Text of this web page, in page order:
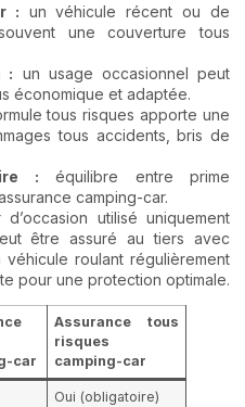
: un véhicule récent ou de
une couverture tous
: un usage occasionnel peut
économique et adaptée.
tous risques apporte une
tous accidents, bris de
: équilibre entre prime
camping-car.
utilisé uniquement
être assuré au tiers avec
véhicule roulant régulièrement
pour une protection optimale.
car
Assurance tous
risques
camping-car
Oui (obligatoire)